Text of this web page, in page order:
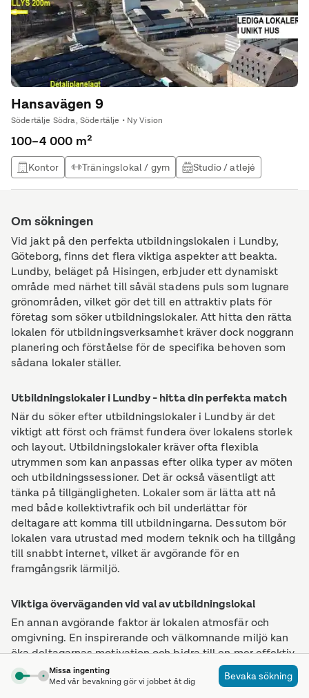
mötet. Allt annat runt omkring tar vi hand om. Smarrig lunch till
deltagarna? Vi fixar. Kaffe med nybakad kanelbulle? Självklart.
Specialteknik till den stora presentationen? Bara hojta till när du
bokar. Alla är välkomna att boka mötesrum hos oss, men om du
skulle råka vara medlem får du faktiskt 30% rabatt på alla
mötesrum. Något att tänka på!
Hansavägen 9
Södertälje Södra, Södertälje • Ny Vision
100–4 000 m²
Kontor Träningslokal / gym
Studio / atlejé
Utbildningslokal
Om sökningen
Vid jakt på den perfekta utbildningslokalen i Lundby,
Göteborg, finns det flera viktiga aspekter att beakta.
Lundby, beläget på Hisingen, erbjuder ett dynamiskt
område med närhet till såväl stadens puls som lugnare
grönområden, vilket gör det till en attraktiv plats för
företag som söker utbildningslokaler. Att hitta den rätta
lokalen för utbildningsverksamhet kräver dock noggrann
planering och förståelse för de specifika behoven som
sådana lokaler ställer.
Utbildningslokaler i Lundby - hitta din perfekta match
När du söker efter utbildningslokaler i Lundby är det
viktigt att först och främst fundera över lokalens storlek
och layout. Utbildningslokaler kräver ofta flexibla
utrymmen som kan anpassas efter olika typer av möten
och utbildningssessioner. Det är också väsentligt att
tänka på tillgängligheten. Lokaler som är lätta att nå
med både kollektivtrafik och bil underlättar för
deltagare att komma till utbildningarna. Dessutom bör
lokalen vara utrustad med modern teknik och ha tillgång
till snabbt internet, vilket är avgörande för en
framgångsrik lärmiljö.
Viktiga överväganden vid val av utbildningslokal
En annan avgörande faktor är lokalen atmosfär och
omgivning. En inspirerande och välkomnande miljö kan
öka deltagarnas motivation och bidra till en mer effektiv
inlärningsprocess. Säkerhet och tillgång till nödvändiga
faciliteter som kök och toaletter är också viktiga
Missa ingenting
Med vår bevakning gör vi jobbet åt dig
Bevaka sökning